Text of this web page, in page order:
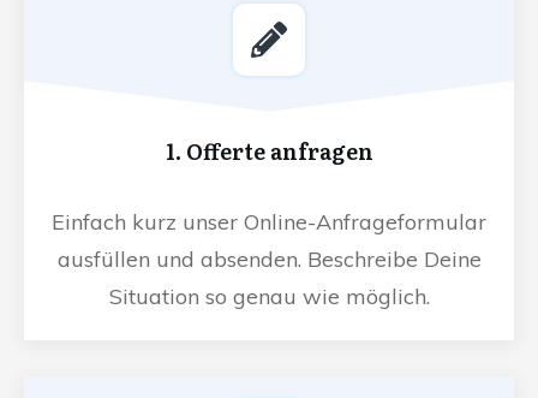
1. Offerte anfragen
Einfach kurz unser Online-Anfrageformular
ausfüllen und absenden. Beschreibe Deine
Situation so genau wie möglich.